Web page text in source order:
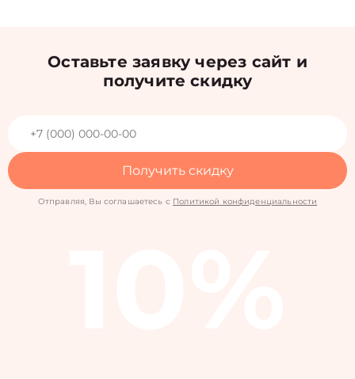
Оставьте заявку через сайт и
получите скидку
Получить скидку
Отправляя, Вы соглашаетесь с Политикой конфиденциальности